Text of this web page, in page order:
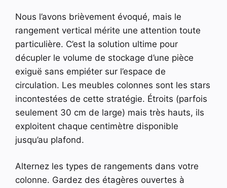
Nous l’avons brièvement évoqué, mais le
rangement vertical mérite une attention toute
particulière. C’est la solution ultime pour
décupler le volume de stockage d’une pièce
exiguë sans empiéter sur l’espace de
circulation. Les meubles colonnes sont les stars
incontestées de cette stratégie. Étroits (parfois
seulement 30 cm de large) mais très hauts, ils
exploitent chaque centimètre disponible
jusqu’au plafond.
Alternez les types de rangements dans votre
colonne. Gardez des étagères ouvertes à